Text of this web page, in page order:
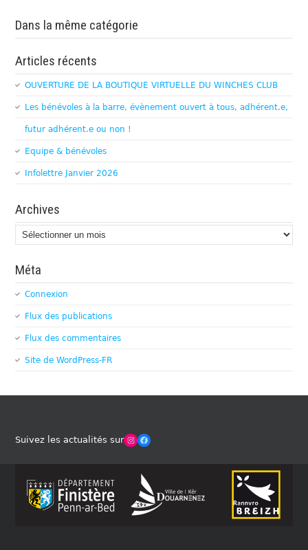
Dans la même catégorie
Articles récents
OUVERTURE DE LA BOUTIQUE VIRTUELLE DU WINCHES CLUB
Les bénévoles à la barre, évènement ouvert à tous, adhérent.e,
futur adhérent.e ou non !
Equipe & bénévoles
Infolettre Janvier 2026
Archives
Archives
Méta
Connexion
Flux des publications
Flux des commentaires
Site de WordPress-FR
Suivez les actualités surWinches Club OfficielFacebook